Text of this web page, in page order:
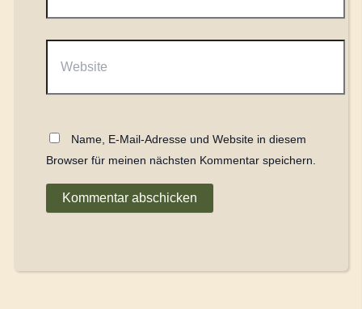
Name, E-Mail-Adresse und Website in diesem
Browser für meinen nächsten Kommentar speichern.